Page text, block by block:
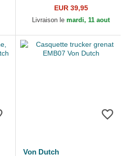
EUR 39,95
Livraison le mardi, 11 aout
Von Dutch